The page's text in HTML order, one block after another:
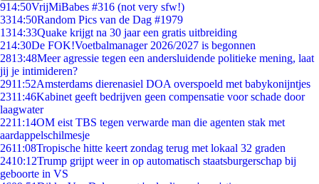
914:50VrijMiBabes #316 (not very sfw!)
3314:50Random Pics van de Dag #1979
1314:33Quake krijgt na 30 jaar een gratis uitbreiding
214:30De FOK!Voetbalmanager 2026/2027 is begonnen
2813:48Meer agressie tegen een andersluidende politieke mening, laat
jij je intimideren?
2911:52Amsterdams dierenasiel DOA overspoeld met babykonijntjes
2311:46Kabinet geeft bedrijven geen compensatie voor schade door
laagwater
2211:14OM eist TBS tegen verwarde man die agenten stak met
aardappelschilmesje
2611:08Tropische hitte keert zondag terug met lokaal 32 graden
2410:12Trump grijpt weer in op automatisch staatsburgerschap bij
geboorte in VS